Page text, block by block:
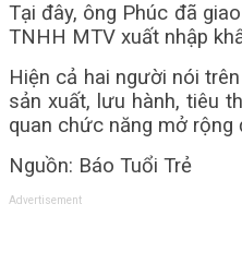
Tại đây, ông Phúc đã
TNHH MTV xuất nhập
Hiện cả hai người nói
sản xuất, lưu hành, tiêu
quan chức năng mở rộng
Nguồn: Báo Tuổi Trẻ
Advertisement